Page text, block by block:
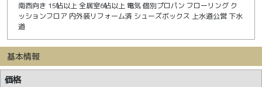
南西向き 15帖以上 全居室6帖以上 電気 個別プロパン フローリング ク
ッションフロア 内外装リフォーム済 シューズボックス 上水道公営 下水
道
基本情報
価格